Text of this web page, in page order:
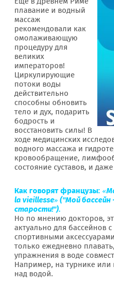
плавание и водный
массаж
рекомендовали как
омолаживающую
процедуру для
великих
императоров!
Циркулирующие
потоки воды
действительно
способны обновить
тело и дух, подарить
бодрость и
восстановить силы! В
ходе медицинских
водного массажа и
кровообращение,
состояние суставов, и
Как говорят французы:
la vieillesse» ("Мой
старости!").
Но по мнению докторов,
актуально для бассейнов
спортивными
только ежедневно
упражнения в воде
Например, на турнике или
над водой.